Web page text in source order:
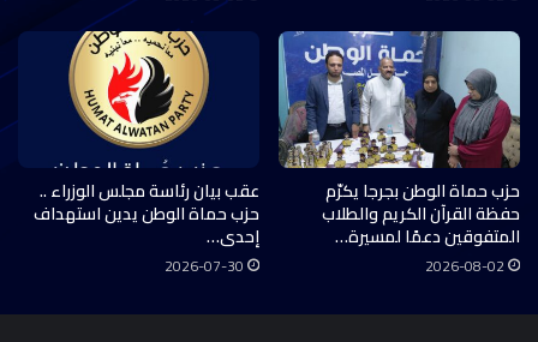
حزب حماة الوطن بجرجا يكرّم
حفظة القرآن الكريم والطلاب
المتفوقين دعمًا لمسيرة…
2026-08-02
عقب بيان رئاسة مجلس الوزراء ..
حزب حماة الوطن يدين استهداف
إحدى…
2026-07-30